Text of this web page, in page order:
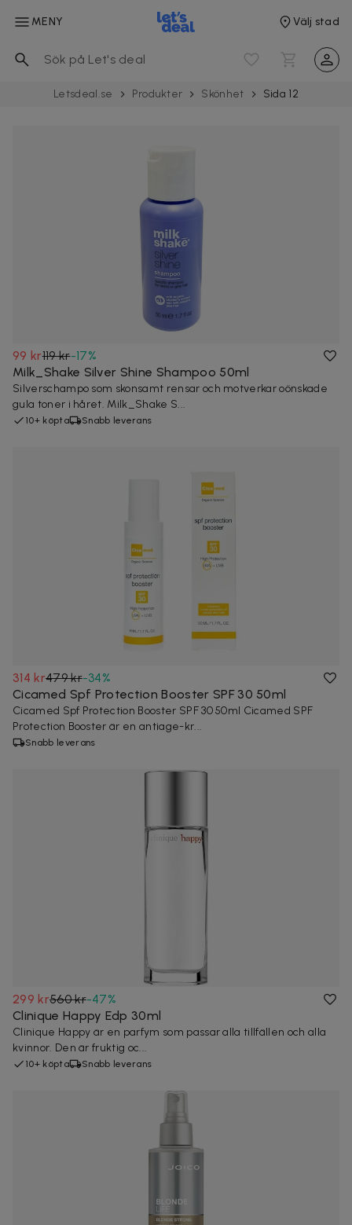
MENY Välj stad
Letsdeal.se Produkter Skönhet Sida 12
99 kr119 kr-17%
Milk_Shake Silver Shine Shampoo 50ml
Silverschampo som skonsamt rensar och motverkar oönskade
gula toner i håret. Milk_Shake S...
10+ köpta Snabb leverans
314 kr479 kr-34%
Cicamed Spf Protection Booster SPF 30 50ml
Cicamed Spf Protection Booster SPF 30 50ml Cicamed SPF
Protection Booster är en antiage-kr...
Snabb leverans
299 kr560 kr-47%
Clinique Happy Edp 30ml
Clinique Happy är en parfym som passar alla tillfällen och alla
kvinnor. Den är fruktig oc...
10+ köpta Snabb leverans